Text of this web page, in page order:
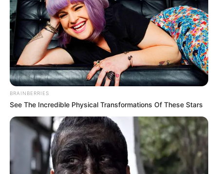
ดูดวงรายวัน
ดวงรายวัน 10 กรกฎาคม
พ.ศ. 2565
BRAINBERRIES
See The Incredible Physical Transformations Of These Stars